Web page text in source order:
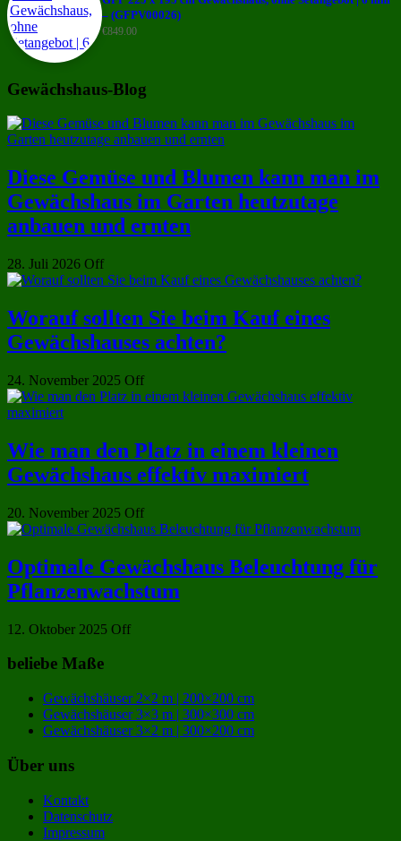
– (GFPV00026)
€849.00
Gewächshaus-Blog
Diese Gemüse und Blumen kann man im
Gewächshaus im Garten heutzutage
anbauen und ernten
28. Juli 2026 Off
Worauf sollten Sie beim Kauf eines
Gewächshauses achten?
24. November 2025 Off
Wie man den Platz in einem kleinen
Gewächshaus effektiv maximiert
20. November 2025 Off
Optimale Gewächshaus Beleuchtung für
Pflanzenwachstum
12. Oktober 2025 Off
beliebe Maße
Gewächshäuser 2×2 m | 200×200 cm
Gewächshäuser 3×3 m | 300×300 cm
Gewächshäuser 3×2 m | 300×200 cm
Über uns
Kontakt
Datenschutz
Impressum